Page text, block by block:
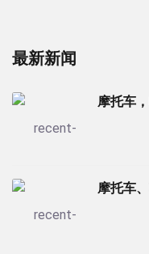
最新新闻
摩托车
摩托车